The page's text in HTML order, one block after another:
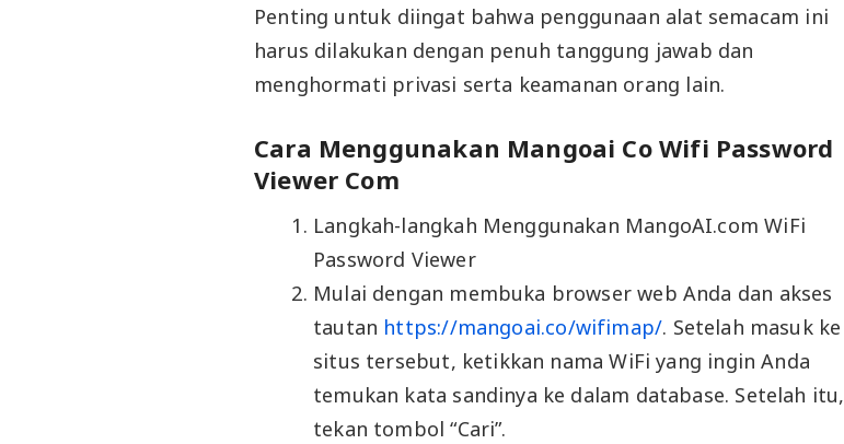
Penting untuk diingat bahwa penggunaan alat semacam ini
harus dilakukan dengan penuh tanggung jawab dan
menghormati privasi serta keamanan orang lain.
Cara Menggunakan Mangoai Co Wifi Password
Viewer Com
Langkah-langkah Menggunakan MangoAI.com WiFi
Password Viewer
Mulai dengan membuka browser web Anda dan akses
tautan https://mangoai.co/wifimap/. Setelah masuk ke
situs tersebut, ketikkan nama WiFi yang ingin Anda
temukan kata sandinya ke dalam database. Setelah itu,
tekan tombol “Cari”.